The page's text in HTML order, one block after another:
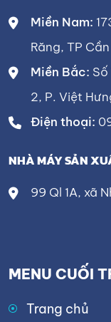
Miền Nam:
Răng, TP
Miền Bắc:
2, P. Việt
Điện thoại:
NHÀ MÁY SẢN
99 Ql 1A, xã
MENU CUỐI
Trang chủ